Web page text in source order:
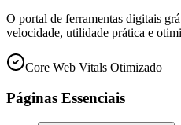
O portal de ferramentas digitais
velocidade, utilidade prática e
Core Web Vitals Otimizado
Páginas Essenciais